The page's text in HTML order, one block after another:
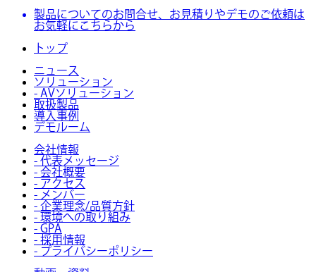
製品についてのお問合せ、お見積りやデモのご依頼は
お気軽にこちらから
トップ
ニュース
ソリューション
- AVソリューション
取扱製品
導入事例
デモルーム
会社情報
- 代表メッセージ
- 会社概要
- アクセス
- メンバー
- 企業理念/品質方針
- 環境への取り組み
- GPA
- 採用情報
- プライバシーポリシー